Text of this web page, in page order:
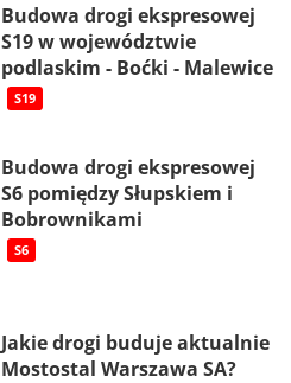
Budowa drogi ekspresowej
S19 w województwie
podlaskim - Boćki - Malewice
S19
Budowa drogi ekspresowej
S6 pomiędzy Słupskiem i
Bobrownikami
S6
Jakie drogi buduje aktualnie
Mostostal Warszawa SA?